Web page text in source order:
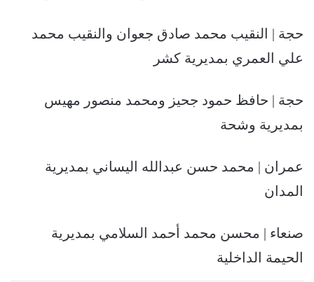
حجة | النقيب محمد صادق جعوان والنقيب محمد
علي العمري بمديرية كشر
حجة | حافظ حمود جحيز ومحمد منصور مهيس
بمديرية وشحة
عمران | محمد حسن عبدالله اليساني بمديرية
المدان
صنعاء | محسن محمد أحمد السلامي بمديرية
الحيمة الداخلية